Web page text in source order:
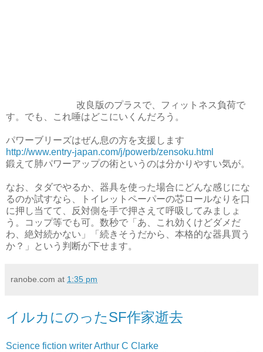
改良版のプラスで、フィットネス負荷で
す。でも、これ唾はどこにいくんだろう。
パワーブリーズはぜん息の方を支援します
http://www.entry-japan.com/j/powerb/zensoku.html
鍛えて肺パワーアップの術というのは分かりやすい気が。
なお、タダでやるか、器具を使った場合にどんな感じにな
るのか試すなら、トイレットペーパーの芯ロールなりを口
に押し当てて、反対側を手で押さえて呼吸してみましょ
う。コップ等でも可。数秒で「あ、これ効くけどダメだ
わ、絶対続かない」「続きそうだから、本格的な器具買う
か？」という判断が下せます。
ranobe.com at 1:35 pm
イルカにのったSF作家逝去
Science fiction writer Arthur C Clarke